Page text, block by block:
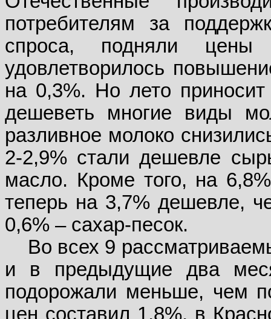
потребителям за
спроса, подняли
удовлетворилось
на 0,3%. Но лето
дешеветь многие виды
разливное молоко
2-2,9% стали дешевле
масло. Кроме того, на
теперь на 3,7% дешевле,
0,6% – сахар-песок.
Во всех 9
и в предыдущие два
подорожали меньше, чем
цен составил 1,8%, в